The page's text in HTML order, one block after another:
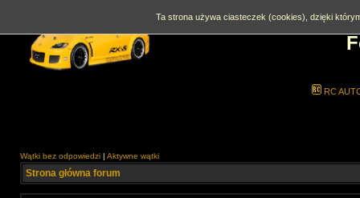
RC
Wątki bez odpowiedzi | Aktywne wątki
Strona główna forum
Ta strona używa ciasteczek (cookies), dzięki